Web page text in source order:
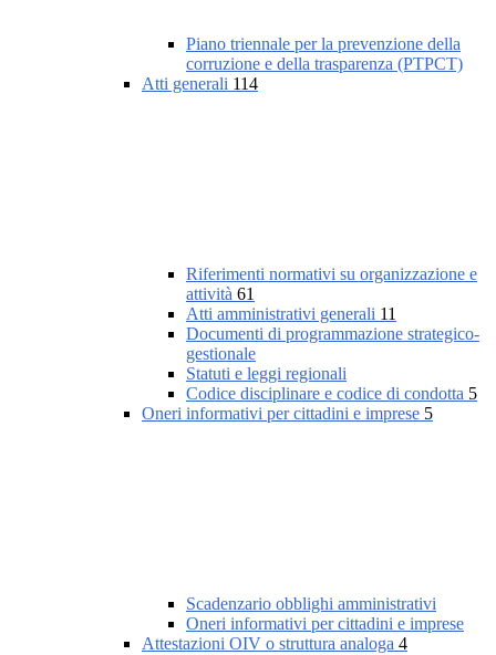
Piano triennale per la prevenzione della
corruzione e della trasparenza (PTPCT)
Atti generali 114
Riferimenti normativi su organizzazione e
attività 61
Atti amministrativi generali 11
Documenti di programmazione strategico-
gestionale
Statuti e leggi regionali
Codice disciplinare e codice di condotta 5
Oneri informativi per cittadini e imprese 5
Scadenzario obblighi amministrativi
Oneri informativi per cittadini e imprese
Attestazioni OIV o struttura analoga 4